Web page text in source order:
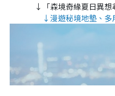
↓「森境奇緣夏日異
↓漫遊秘境地墊、